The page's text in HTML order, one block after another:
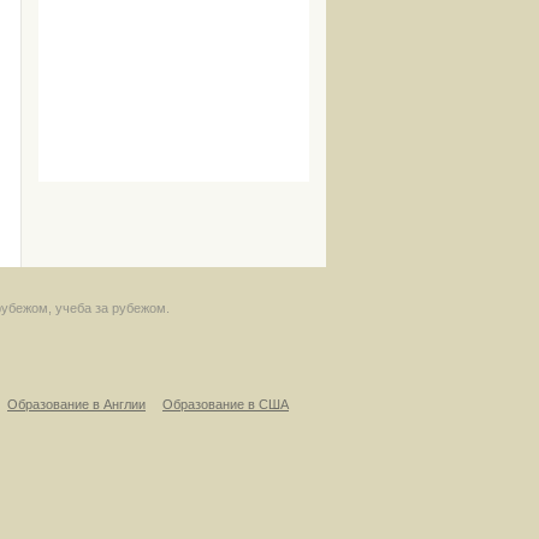
учеба за рубежом.
Образование в Англии
Образование в США